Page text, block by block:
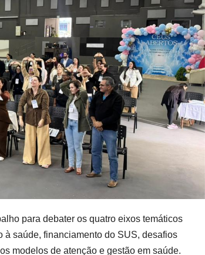
para debater os quatro eixos temáticos
à saúde, financiamento do SUS, desafios
modelos de atenção e gestão em saúde.